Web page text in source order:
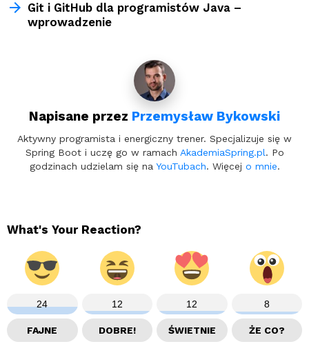
Git i GitHub dla programistów Java –
wprowadzenie
Napisane przez Przemysław Bykowski
Aktywny programista i energiczny trener. Specjalizuje się w
Spring Boot i uczę go w ramach AkademiaSpring.pl. Po
godzinach udzielam się na YouTubach. Więcej o mnie.
What's Your Reaction?
24
FAJNE
12
DOBRE!
12
ŚWIETNIE
8
ŻE CO?